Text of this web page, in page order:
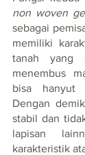
non woven
sebagai
memiliki
tanah yang
menembus
bisa hanyut
Dengan
stabil dan
lapisan
karakteristik